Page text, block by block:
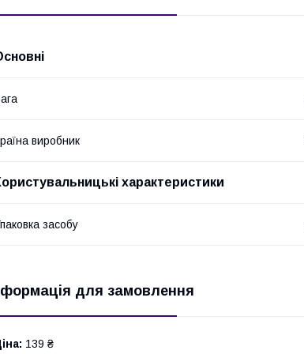
виробник
характеристики
засобу
для замовлення
139 ₴